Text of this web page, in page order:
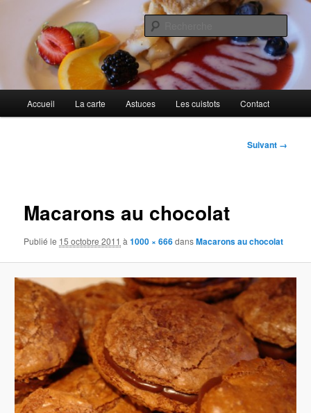
contenu
principalAu petit gargouillis
Cuisines d'internautes.
principal
Accueil La carte Astuces Les cuistots Contact
Suivant →
Macarons au chocolat
Publié le 15 octobre 2011 à1000 × 666dansMacarons au chocolat